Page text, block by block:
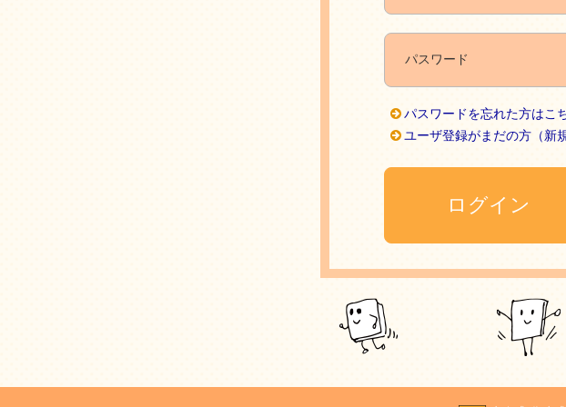
パスワード
パスワードを忘れた方はこ
ユーザ登録がまだの方（新